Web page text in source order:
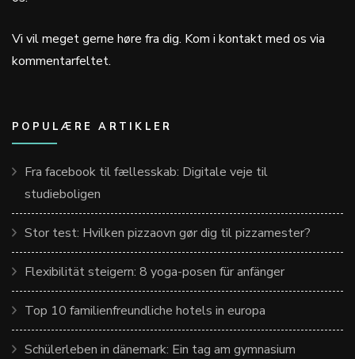
Vi vil meget gerne høre fra dig. Kom i kontakt med os via
kommentarfeltet.
POPULÆRE ARTIKLER
Fra facebook til fællesskab: Digitale veje til
studieboligen
Stor test: Hvilken pizzaovn gør dig til pizzamester?
Flexibilität steigern: 8 yoga-posen für anfänger
Top 10 familienfreundliche hotels in europa
Schülerleben in dänemark: Ein tag am gymnasium